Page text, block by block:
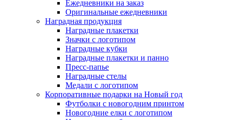
Ежедневники на заказ
Оригинальные ежедневники
Наградная продукция
Наградные плакетки
Значки с логотипом
Наградные кубки
Наградные плакетки и панно
Пресс-папье
Наградные стелы
Медали с логотипом
Корпоративные подарки на Новый год
Футболки с новогодним принтом
Новогодние елки с логотипом